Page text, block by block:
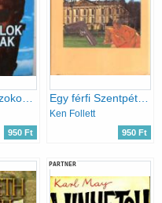
Az angyalok zokognak
950 Ft
Egy férfi Szentpétervárról
Ken Follett
950 Ft
PARTNER